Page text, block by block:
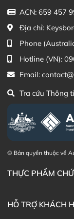
Khách hàng có
Milk Thistle
hàng của
Zalo
(Australia)
Điện thoại
Thạc sĩ Điều
phẩm Lily
ACN: 659 457
Địa chỉ:
Phone
Hotline (VN):
Email:
Tra cứu Thông
© Bản quyền thuộc về
THỰC PHẨM
HỖ TRỢ KHÁCH